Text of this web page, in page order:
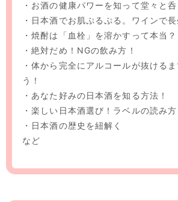
・お酒の健康パワーを知って堂々と呑
・日本酒でお肌ぷるぷる。ワインで長
・焼酎は「血栓」を溶かすって本当？
・絶対だめ！NGの飲み方！
・体から完全にアルコールが抜ける
う！
・あなた好みの日本酒を知る方法！
・楽しい日本酒選び！ラベルの読み方
・日本酒の歴史を紐解く
など